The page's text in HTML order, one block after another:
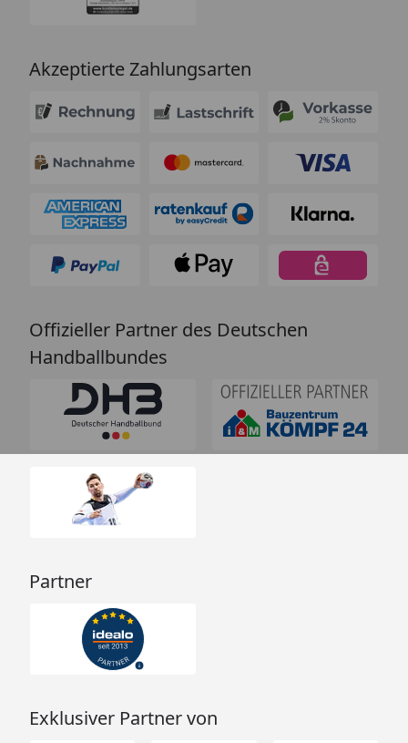
Akzeptierte Zahlungsarten
Offizieller Partner des Deutschen
Handballbundes
Partner
Exklusiver Partner von